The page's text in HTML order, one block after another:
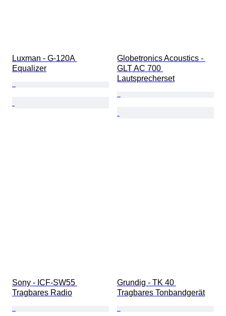
Luxman - G-120A
Equalizer
Globetronics Acoustics -
GLT AC 700
Lautsprecherset
Sony - ICF-SW55
Tragbares Radio
Grundig - TK 40
Tragbares Tonbandgerät